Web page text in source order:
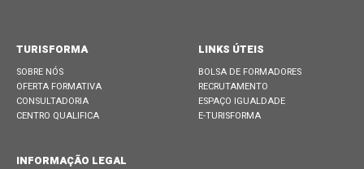
TURISFORMA
SOBRE NÓS
OFERTA FORMATIVA
CONSULTADORIA
CENTRO QUALIFICA
LINKS ÚTEIS
BOLSA DE FORMADORES
RECRUTAMENTO
ESPAÇO IGUALDADE
E-TURISFORMA
INFORMAÇÃO LEGAL